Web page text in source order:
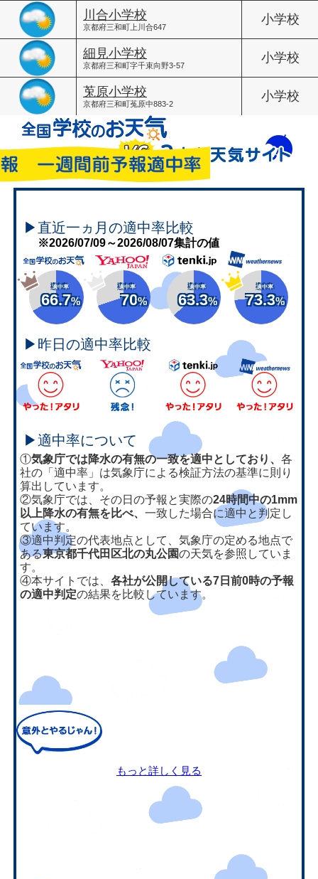
川合小学校
京都府三和町上川合647
小学校
細見小学校
京都府三和町字千束向野3-57
小学校
莵原小学校
京都府三和町菟原中883-2
小学校
▶直近一ヵ月の適中率比較
※2026/07/09～2026/08/07集計の値
適中率
66.7%
適中率
70%
適中率
63.3%
適中率
73.3%
▶昨日の適中率比較
▶適中率について
①気象庁では降水の有無の一致を適中としており、各
社の「適中率」は気象庁による検証方法の基準に則り
算出しています。
②気象庁では、その日の予報と実際の24時間中の1mm
以上降水の有無を比べ、一致した場合に適中と判定し
ています。
③適中判定の代表地点として、気象庁の定める地点で
ある東京都千代田区北の丸公園の天気を参照していま
す。
④本サイトでは、各社が公開している7日前0時の予報
の適中判定の結果を比較しています。
もっと詳しく見る